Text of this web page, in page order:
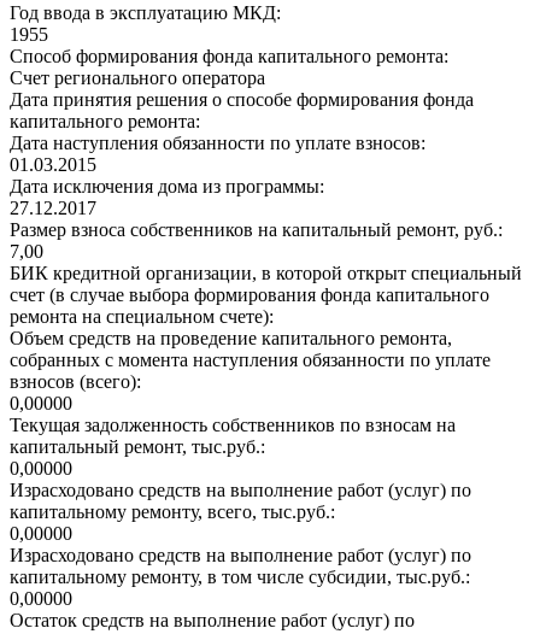
Год ввода в эксплуатацию МКД:
1955
Способ формирования фонда капитального ремонта:
Счет регионального оператора
Дата принятия решения о способе формирования фонда
капитального ремонта:
Дата наступления обязанности по уплате взносов:
01.03.2015
Дата исключения дома из программы:
27.12.2017
Размер взноса собственников на капитальный ремонт, руб.:
7,00
БИК кредитной организации, в которой открыт специальный
счет (в случае выбора формирования фонда капитального
ремонта на специальном счете):
Объем средств на проведение капитального ремонта,
собранных с момента наступления обязанности по уплате
взносов (всего):
0,00000
Текущая задолженность собственников по взносам на
капитальный ремонт, тыс.руб.:
0,00000
Израсходовано средств на выполнение работ (услуг) по
капитальному ремонту, всего, тыс.руб.:
0,00000
Израсходовано средств на выполнение работ (услуг) по
капитальному ремонту, в том числе субсидии, тыс.руб.:
0,00000
Остаток средств на выполнение работ (услуг) по